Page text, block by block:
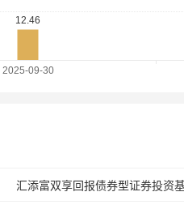
汇添富双享回报债券型证券投资